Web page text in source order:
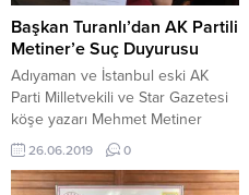
Başkan Turanlı’dan AK Partili
Metiner’e Suç Duyurusu
Adıyaman ve İstanbul eski AK
Parti Milletvekili ve Star Gazetesi
köşe yazarı Mehmet Metiner
Beyaz TV’deki Gündem Özel
programında yaptığı
konuşmasında, “Belediyeyi şu
26.06.2019 0